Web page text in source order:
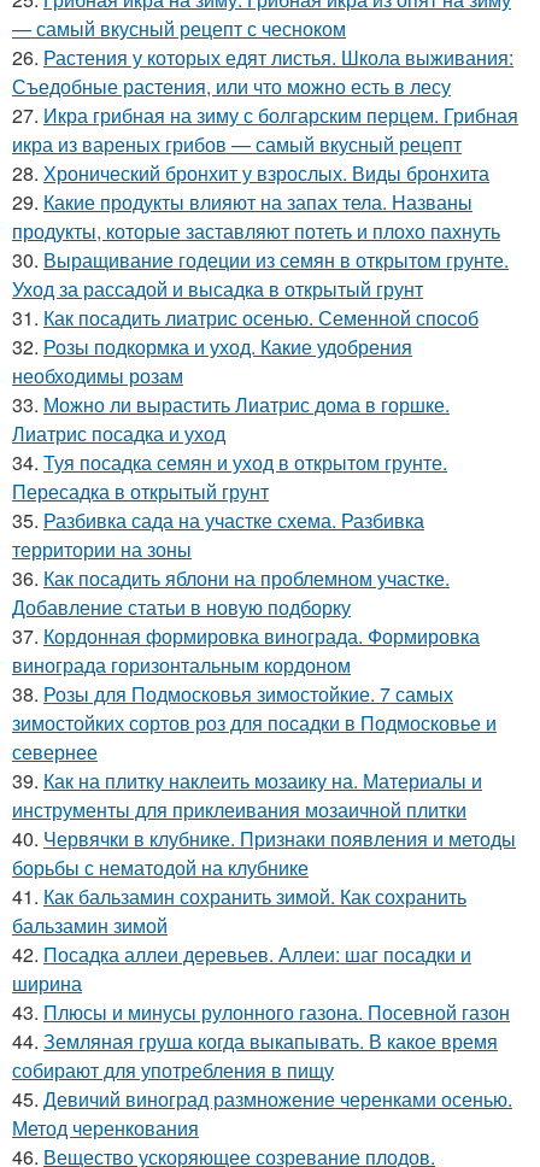
— самый вкусный рецепт с чесноком
26. Растения у которых едят листья. Школа выживания:
Съедобные растения, или что можно есть в лесу
27. Икра грибная на зиму с болгарским перцем. Грибная
икра из вареных грибов — самый вкусный рецепт
28. Хронический бронхит у взрослых. Виды бронхита
29. Какие продукты влияют на запах тела. Названы
продукты, которые заставляют потеть и плохо пахнуть
30. Выращивание годеции из семян в открытом грунте.
Уход за рассадой и высадка в открытый грунт
31. Как посадить лиатрис осенью. Семенной способ
32. Розы подкормка и уход. Какие удобрения
необходимы розам
33. Можно ли вырастить Лиатрис дома в горшке.
Лиатрис посадка и уход
34. Туя посадка семян и уход в открытом грунте.
Пересадка в открытый грунт
35. Разбивка сада на участке схема. Разбивка
территории на зоны
36. Как посадить яблони на проблемном участке.
Добавление статьи в новую подборку
37. Кордонная формировка винограда. Формировка
винограда горизонтальным кордоном
38. Розы для Подмосковья зимостойкие. 7 самых
зимостойких сортов роз для посадки в Подмосковье и
севернее
39. Как на плитку наклеить мозаику на. Материалы и
инструменты для приклеивания мозаичной плитки
40. Червячки в клубнике. Признаки появления и методы
борьбы с нематодой на клубнике
41. Как бальзамин сохранить зимой. Как сохранить
бальзамин зимой
42. Посадка аллеи деревьев. Аллеи: шаг посадки и
ширина
43. Плюсы и минусы рулонного газона. Посевной газон
44. Земляная груша когда выкапывать. В какое время
собирают для употребления в пищу
45. Девичий виноград размножение черенками осенью.
Метод черенкования
46. Вещество ускоряющее созревание плодов.